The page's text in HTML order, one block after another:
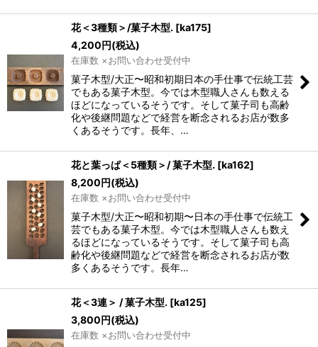
花＜3種類＞/菓子木型. [ka175]
4,200円(税込)
在庫数 ×お問い合わせ受付中
菓子木型/大正〜昭和初期日本の手仕事で伝統工芸
でもある菓子木型。今では木型職人さんも数える
ほどになっているそうです。そして菓子司も高齢
化や後継問題などで経営を断念されるお店が数多
くあるそうです。長年、…
花と葉っぱ＜5種類＞/ 菓子木型. [ka162]
8,200円(税込)
在庫数 ×お問い合わせ受付中
菓子木型/大正〜昭和初期〜日本の手仕事で伝統工
芸でもある菓子木型。今では木型職人さんも数え
るほどになっているそうです。そして菓子司も高
齢化や後継問題などで経営を断念されるお店が数
多くあるそうです。長年…
花＜3連＞ / 菓子木型. [ka125]
3,800円(税込)
在庫数 ×お問い合わせ受付中